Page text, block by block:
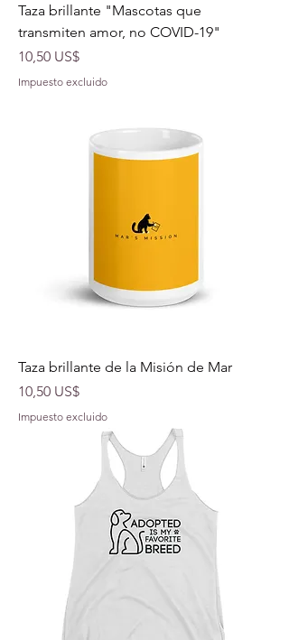
Taza brillante "Mascotas que
transmiten amor, no COVID-19"
Precio
10,50 US$
Impuesto excluido
Taza brillante de la Misión de Mar
Precio
10,50 US$
Impuesto excluido